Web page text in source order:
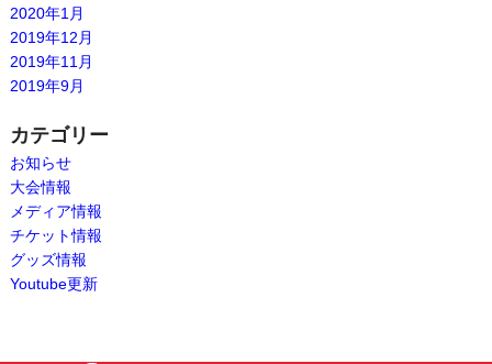
2020年1月
2019年12月
2019年11月
2019年9月
カテゴリー
お知らせ
大会情報
メディア情報
チケット情報
グッズ情報
Youtube更新